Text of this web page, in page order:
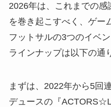
2026年は、これまでの
を巻き起こすべく、ゲー
フットサルの3つのイベ
ラインナップは以下の通
まずは、2022年から5回
デュースの『